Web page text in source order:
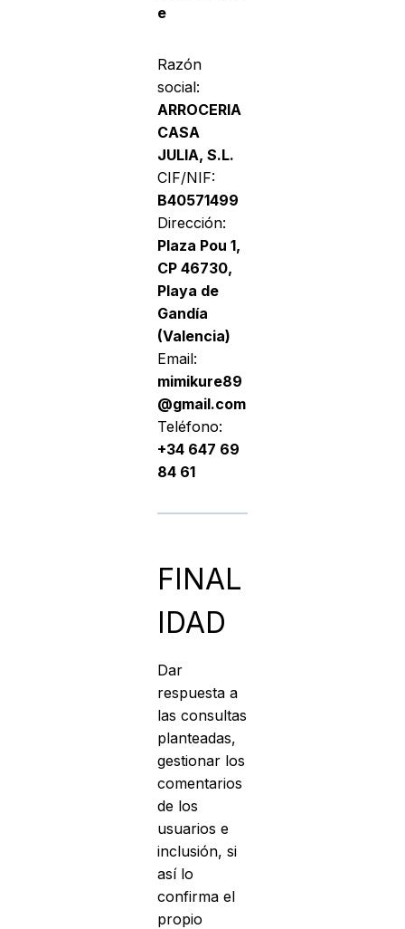
e
Razón
social:
ARROCERIA
CASA
JULIA, S.L.
CIF/NIF:
B40571499
Dirección:
Plaza Pou 1,
CP 46730,
Playa de
Gandía
(Valencia)
Email:
mimikure89
@gmail.com
Teléfono:
+34 647 69
84 61
FINAL
IDAD
Dar
respuesta a
las consultas
planteadas,
gestionar los
comentarios
de los
usuarios e
inclusión, si
así lo
confirma el
propio